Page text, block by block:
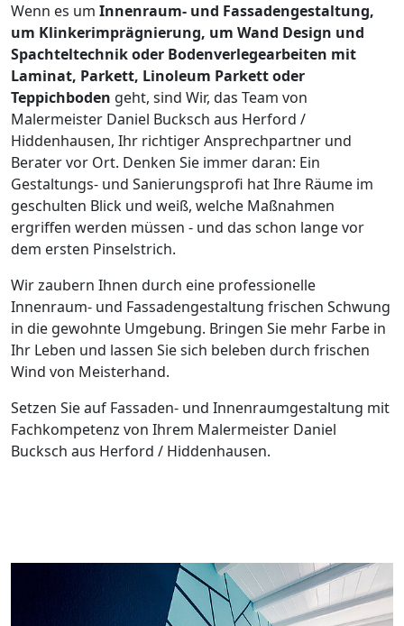
Wenn es um Innenraum- und Fassadengestaltung,
um Klinkerimprägnierung, um Wand Design und
Spachteltechnik oder Bodenverlegearbeiten mit
Laminat, Parkett, Linoleum Parkett oder
Teppichboden geht, sind Wir, das Team von
Malermeister Daniel Bucksch aus Herford /
Hiddenhausen, Ihr richtiger Ansprechpartner und
Berater vor Ort. Denken Sie immer daran: Ein
Gestaltungs- und Sanierungsprofi hat Ihre Räume im
geschulten Blick und weiß, welche Maßnahmen
ergriffen werden müssen - und das schon lange vor
dem ersten Pinselstrich.
Wir zaubern Ihnen durch eine professionelle
Innenraum- und Fassadengestaltung frischen Schwung
in die gewohnte Umgebung. Bringen Sie mehr Farbe in
Ihr Leben und lassen Sie sich beleben durch frischen
Wind von Meisterhand.
Setzen Sie auf Fassaden- und Innenraumgestaltung mit
Fachkompetenz von Ihrem Malermeister Daniel
Bucksch aus Herford / Hiddenhausen.